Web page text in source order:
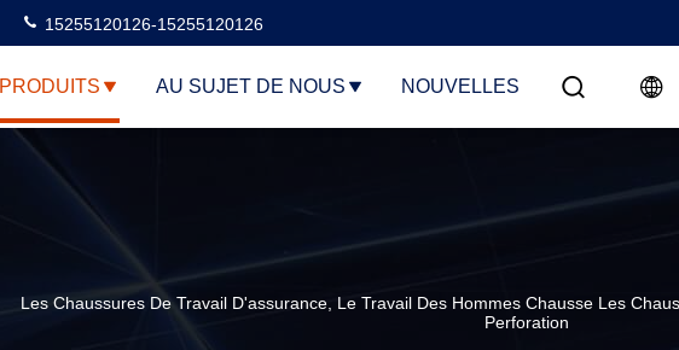
15255120126-15255120126
PRODUITS AU SUJET DE NOUS NOUVELLES
Les Chaussures De Travail D'assurance, Le Travail Des Hommes Chausse Les
Perforation